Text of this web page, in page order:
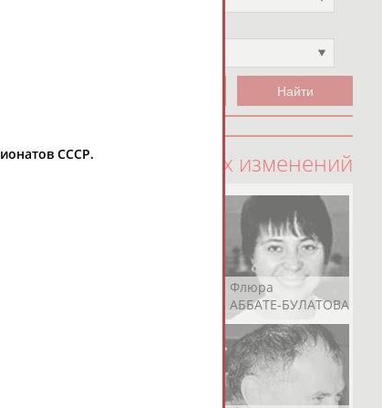
100 последних изменений
Флюра
АББАТЕ-БУЛАТОВА
СССР.